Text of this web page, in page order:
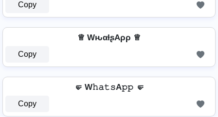
Copy
♕ WԋαƚʂAρρ ♕
Copy
🤛 W𝚑𝚊𝚝𝚜A𝚙𝚙 🤛
Copy